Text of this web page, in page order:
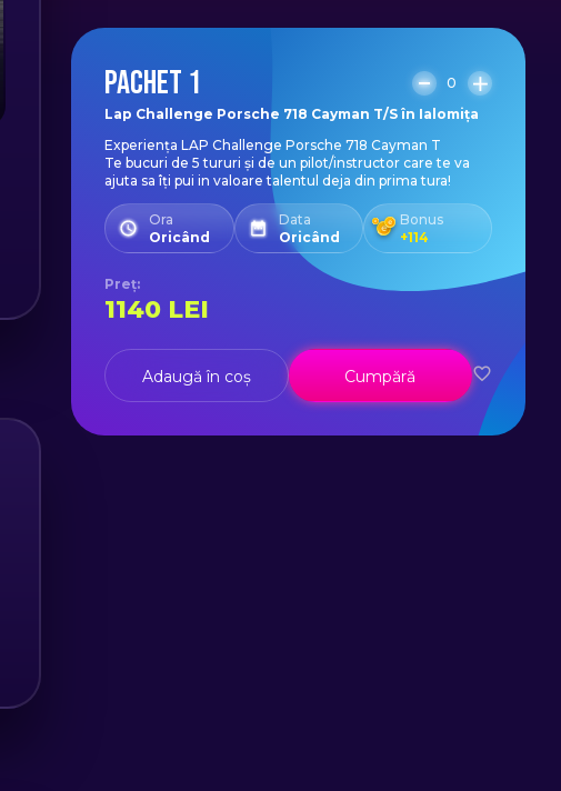
PACHET 1
0
Lap Challenge Porsche 718 Cayman T/S în Ialomița
Experiența LAP Challenge Porsche 718 Cayman T
Te bucuri de 5 tururi și de un pilot/instructor care te va
ajuta sa îți pui in valoare talentul deja din prima tura!
Ora
Oricând
Data
Oricând
Bonus
+114
Preț:
1140 LEI
Adaugă în coș Cumpără